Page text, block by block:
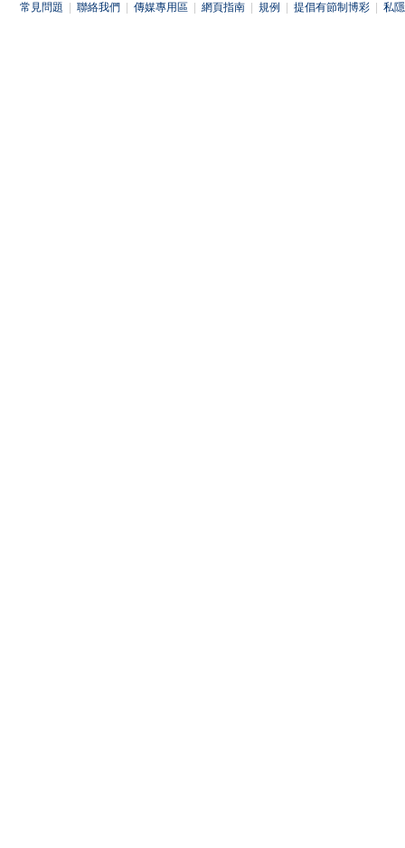
常見問題 聯絡我們 傳媒專用區 網頁指南 規例 提倡有節制博彩 私